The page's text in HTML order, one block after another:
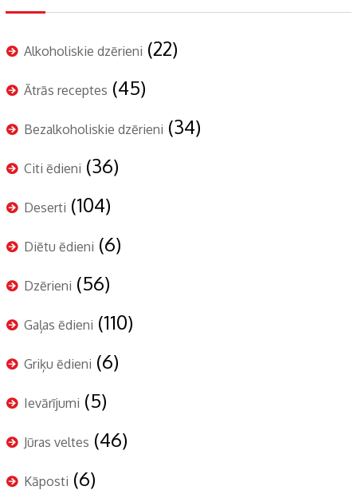
Alkoholiskie dzērieni (22)
Ātrās receptes (45)
Bezalkoholiskie dzērieni (34)
Citi ēdieni (36)
Deserti (104)
Diētu ēdieni (6)
Dzērieni (56)
Gaļas ēdieni (110)
Griķu ēdieni (6)
Ievārījumi (5)
Jūras veltes (46)
Kāposti (6)